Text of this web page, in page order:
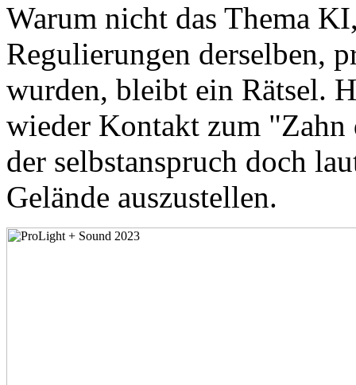
Warum nicht das Thema
Regulierungen derselben,
wurden, bleibt ein Rätsel.
wieder Kontakt zum "Zahn
der selbstanspruch doch
Gelände auszustellen.